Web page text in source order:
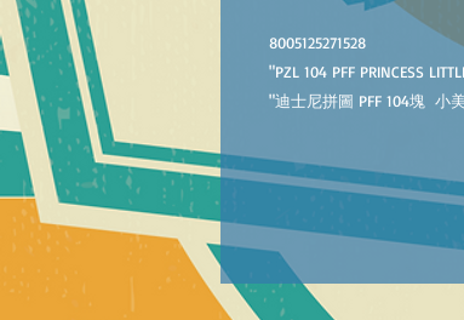
8005125271528
"PZL 104 PFF PRINCESS
"迪士尼拼圖 PFF 104塊 小